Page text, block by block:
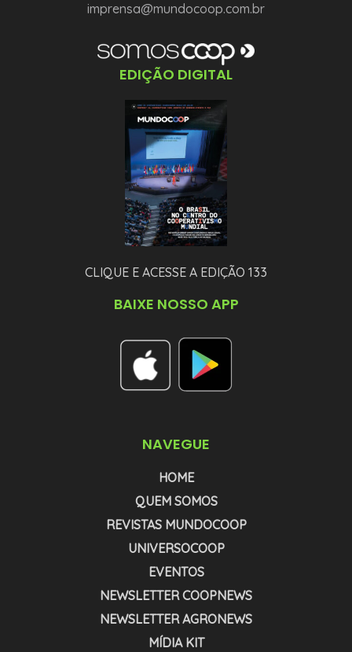
imprensa@mundocoop.com.br
EDIÇÃO DIGITAL
CLIQUE E ACESSE A EDIÇÃO 133
BAIXE NOSSO APP
NAVEGUE
HOME
QUEM SOMOS
REVISTAS MUNDOCOOP
UNIVERSOCOOP
EVENTOS
NEWSLETTER COOPNEWS
NEWSLETTER AGRONEWS
MÍDIA KIT